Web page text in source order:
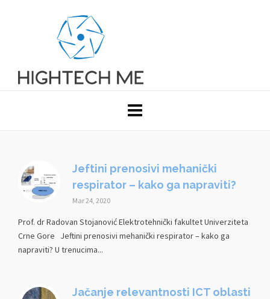
Jeftini prenosivi mehanički
respirator – kako ga napraviti?
Mar 24, 2020
Prof. dr Radovan Stojanović Elektrotehnički fakultet Univerziteta
Crne Gore Jeftini prenosivi mehanički respirator – kako ga
napraviti? U trenucima...
Jačanje relevantnosti ICT oblasti